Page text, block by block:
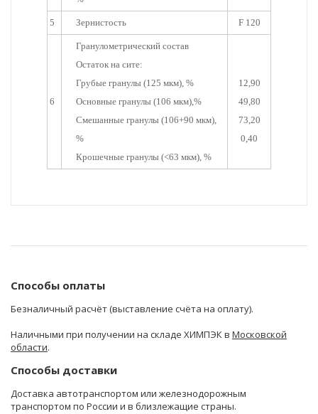
5 Зернистость F 120
6
Гранулометрический состав
Остаток на сите:
Грубые гранулы (125 мкм), %
Основные гранулы (106 мкм),%
Смешанные гранулы (106+90 мкм),
%
Крошечные гранулы (<63 мкм), %
12,90
49,80
73,20
0,40
Способы оплаты
Безналичный расчёт (выставление счёта на оплату).
Наличными при получении на складе ХИМПЭК в Московской
области.
Способы доставки
Доставка автотранспортом или железнодорожным
транспортом по России и в близлежащие страны.